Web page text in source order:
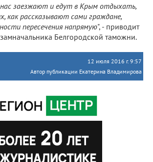
нас заезжают и едут в Крым отдыхать,
как рассказывают сами граждане,
пересечения напрямую", - приводит
Белгородской таможни.
12 июля 2016 г. 9:57
Автор публикации Екатерина Владимирова